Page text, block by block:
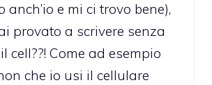
anch’io e mi ci trovo bene),
provato a scrivere senza
cell??! Come ad esempio
che io usi il cellulare